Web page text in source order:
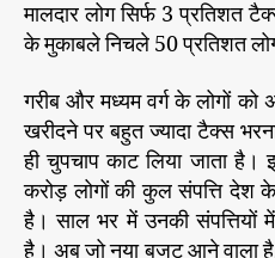
मालदार लोग सिर्फ 3 प्रतिशत
के मुकाबले निचले 50 प्रतिशत
गरीब और मध्यम वर्ग के लोगों को
खरीदने पर बहुत ज्यादा टैक्स
ही चुपचाप काट लिया जाता
करोड़ लोगों की कुल संपत्ति देश
है। साल भर में उनकी
है। अब जो नया बजट आने वाला